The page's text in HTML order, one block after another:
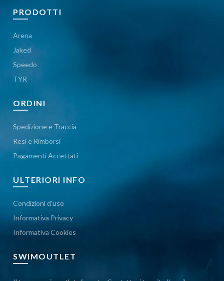
PRODOTTI
Arena
Jaked
Speedo
TYR
ORDINI
Spedizione e Traccia
Resi e Rimborsi
Pagamenti Accettati
ULTERIORI INFO
Condizioni d'uso
Informativa Privacy
Informativa Cookies
SWIMOUTLET